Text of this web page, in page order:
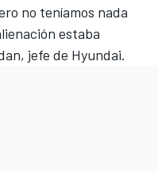
no teníamos nada
estaba
jefe de Hyundai.